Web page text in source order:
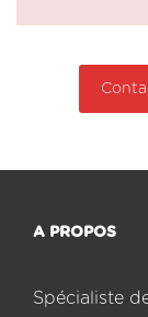
A PROPOS
Spécialiste